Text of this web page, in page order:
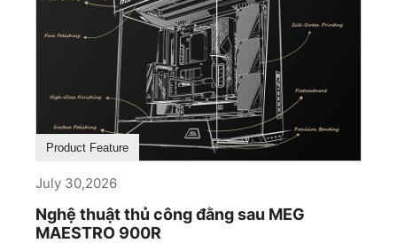
Product Feature
July 30,2026
Nghệ thuật thủ công đằng sau MEG
MAESTRO 900R